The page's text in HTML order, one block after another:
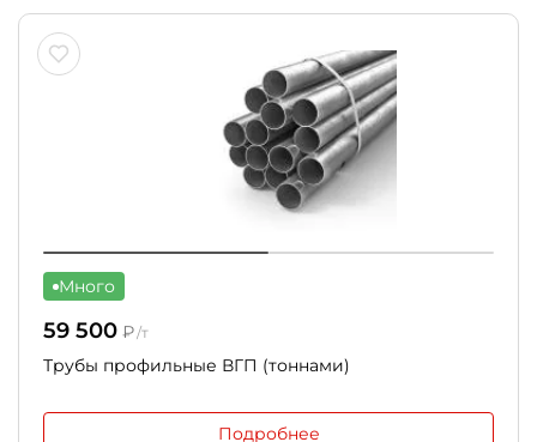
Много
59 500 ₽/т
Трубы профильные ВГП (тоннами)
Подробнее